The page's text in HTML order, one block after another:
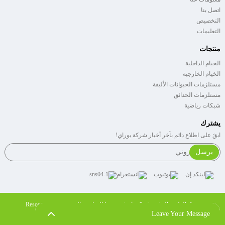
اتصل بنا
التخصيص
التعليمات
منتجات
الخيام الداخلية
الخيام الخارجية
مستلزمات الحيوانات الأليفة
مستلزمات الحدائق
شبكات رياضية
يشترك
ابقَ على اطلاع دائم بآخر أخبار شركة بوراي!
يرسل
حقوق الطبع والنشر: شركة يانتشنغ بريدا الرياضية المحدودة.
Resource
سياسة الخصوصيةLeave Your Message